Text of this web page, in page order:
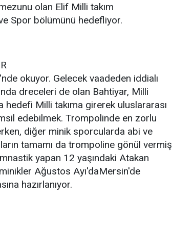
olan Elif Milli takım
Spor bölümünü hedefliyor.
okuyor. Gelecek vaadeden iddialı
dreceleri de olan Bahtiyar, Milli
hedefi Milli takıma girerek uluslararası
edebilmek. Trompolinde en zorlu
diğer minik sporcularda abi ve
tamamı da trompoline gönül vermiş
yapan 12 yaşındaki Atakan
Ağustos Ayı'daMersin'de
hazırlanıyor.